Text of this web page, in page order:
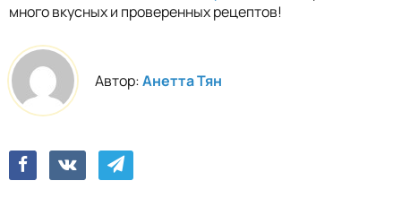
много вкусных и проверенных рецептов!
Автор:Анетта Тян